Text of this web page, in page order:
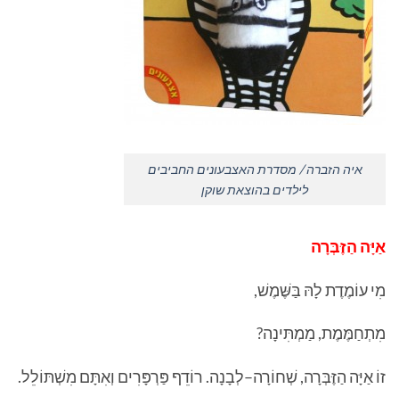
איה הזברה / מסדרת האצבעונים החביבים
לילדים בהוצאת שוקן
אַיָּה הַזֶּבְּרָה
מִי עוֹמֶדֶת לָהּ בַּשֶּׁמֶשׁ,
מִתְחַמֶּמֶת, מַמְתִּינָה?
זוֹ אַיָּה הַזֶּבְּרָה, שְׁחוֹרָה–לְבָנָה. רוֹדֵף פַּרְפָּרִים וְאִתָּם מִשְׁתּוֹלֵל.